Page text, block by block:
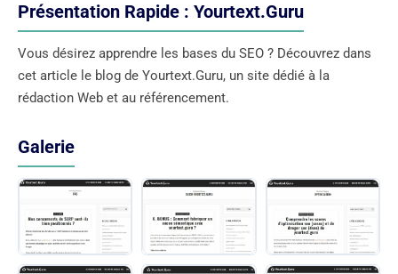
Présentation Rapide : Yourtext.Guru
Vous désirez apprendre les bases du SEO ? Découvrez dans
cet article le blog de Yourtext.Guru, un site dédié à la
rédaction Web et au référencement.
Galerie